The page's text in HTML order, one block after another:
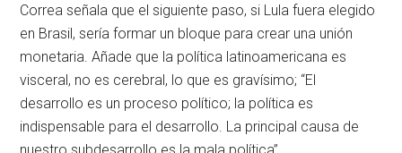
Correa señala que el siguiente paso, si Lula fuera elegido
en Brasil, sería formar un bloque para crear una unión
monetaria. Añade que la política latinoamericana es
visceral, no es cerebral, lo que es gravísimo; “El
desarrollo es un proceso político; la política es
indispensable para el desarrollo. La principal causa de